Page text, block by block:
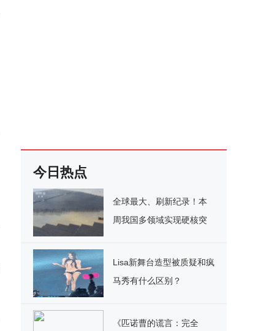
今日热点
全球最大、刷新纪录！本
周我国多领域实现硬核突
Lisa新舞台造型被质疑和疯
马秀有什么区别？
《匹诺曹的谎言：完全